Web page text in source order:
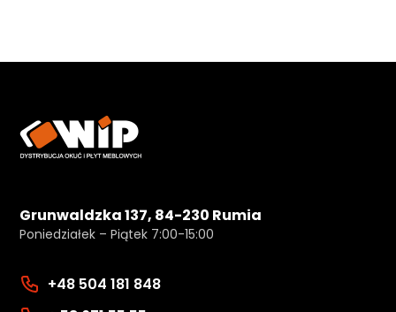
Grunwaldzka 137, 84-230 Rumia
Poniedziałek – Piątek 7:00-15:00
+48 504 181 848